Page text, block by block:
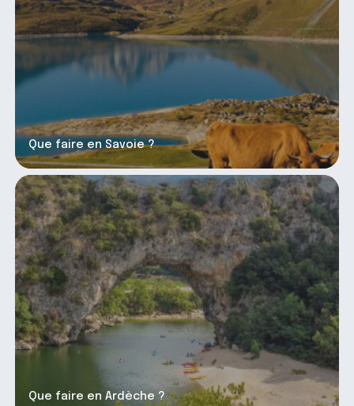
Que faire en Savoie ?
Que faire en Ardèche ?